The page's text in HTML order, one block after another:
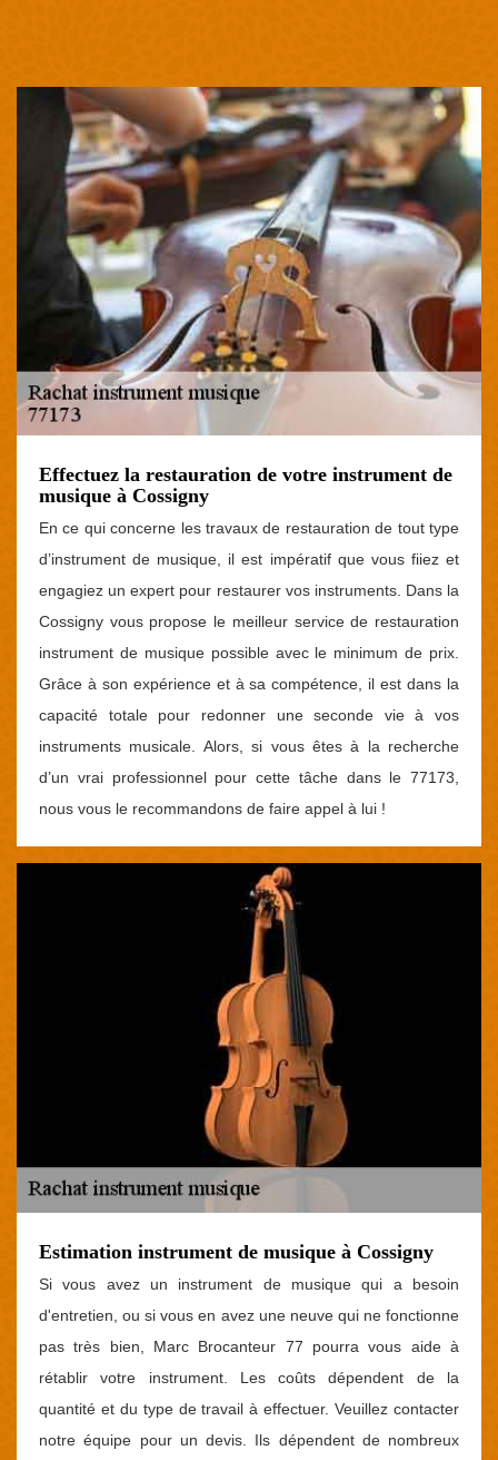
Effectuez la restauration de votre instrument de
musique à Cossigny
En ce qui concerne les travaux de restauration de tout type
d’instrument de musique, il est impératif que vous fiiez et
engagiez un expert pour restaurer vos instruments. Dans la
Cossigny vous propose le meilleur service de restauration
instrument de musique possible avec le minimum de prix.
Grâce à son expérience et à sa compétence, il est dans la
capacité totale pour redonner une seconde vie à vos
instruments musicale. Alors, si vous êtes à la recherche
d’un vrai professionnel pour cette tâche dans le 77173,
nous vous le recommandons de faire appel à lui !
Estimation instrument de musique à Cossigny
Si vous avez un instrument de musique qui a besoin
d'entretien, ou si vous en avez une neuve qui ne fonctionne
pas très bien, Marc Brocanteur 77 pourra vous aide à
rétablir votre instrument. Les coûts dépendent de la
quantité et du type de travail à effectuer. Veuillez contacter
notre équipe pour un devis. Ils dépendent de nombreux